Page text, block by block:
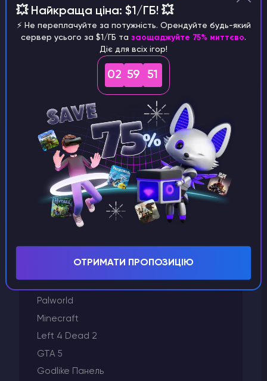
Плагіни та модифікації
Інше
Запуск сервера
Виставлення рахунків
Вбивчий поверх 2
VPS хостинг
Vintage Story
Valheim
V Rising
Unturned
Terraria
Starbound
Space Engineers
Satisfactory
Palworld
Minecraft
Left 4 Dead 2
GTA 5
Godlike Панель
💥 Найкраща ціна: $1/ГБ! 💥
⚡️ Не переплачуйте за потужність. Орендуйте будь-який
сервер усього за $1/ГБ та заощаджуйте 75% миттєво.
Діє для всіх ігор!
02 59 50
ОТРИМАТИ ПРОПОЗИЦІЮ